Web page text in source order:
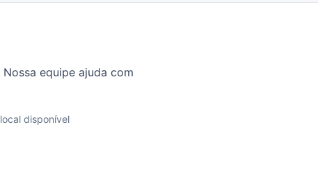
equipe ajuda com
disponível